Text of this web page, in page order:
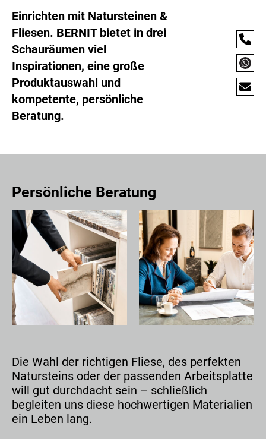
Einrichten mit Natursteinen &
Fliesen. BERNIT bietet in drei
Schauräumen viel
Inspirationen, eine große
Produktauswahl und
kompetente, persönliche
Beratung.
Persönliche Beratung
Die Wahl der richtigen Fliese, des perfekten
Natursteins oder der passenden Arbeitsplatte
will gut durchdacht sein – schließlich
begleiten uns diese hochwertigen Materialien
ein Leben lang.